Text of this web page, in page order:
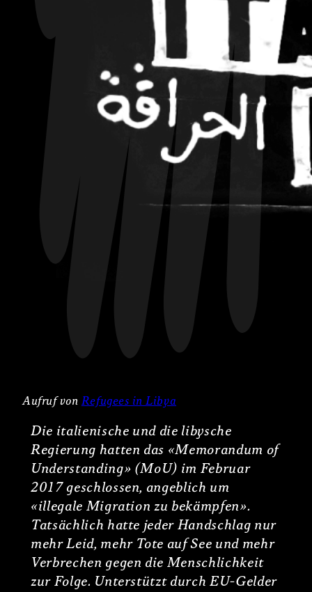
Aufruf von Refugees in Libya
Die italienische und die libysche
Regierung hatten das «Memorandum of
Understanding» (MoU) im Februar
2017 geschlossen, angeblich um
«illegale Migration zu bekämpfen».
Tatsächlich hatte jeder Handschlag nur
mehr Leid, mehr Tote auf See und mehr
Verbrechen gegen die Menschlichkeit
zur Folge. Unterstützt durch EU-Gelder